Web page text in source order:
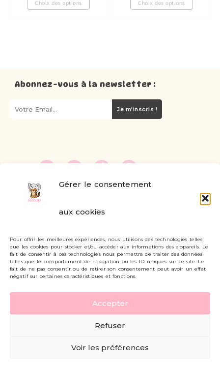
Gérer le consentement
aux cookies
Pour offrir les meilleures expériences, nous utilisons des technologies telles
que les cookies pour stocker et/ou accéder aux informations des appareils. Le
fait de consentir à ces technologies nous permettra de traiter des données
telles que le comportement de navigation ou les ID uniques sur ce site. Le
fait de ne pas consentir ou de retirer son consentement peut avoir un effet
négatif sur certaines caractéristiques et fonctions.
Accepter
Refuser
Voir les préférences
Choix des options Choix des options
Abonnez-vous à la newsletter :
Je m'inscris !
Livraisons et retours
Mon compte
Carte cadeau
Politique de confidentialité
Mentions légales - CGV